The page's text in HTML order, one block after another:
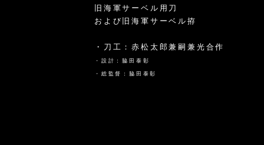
旧海軍サーベル用刀
および旧海軍サーベル拵
・刀工：赤松太郎兼嗣兼光合作
・設計：脇田泰彰
・総監督：脇田泰彰